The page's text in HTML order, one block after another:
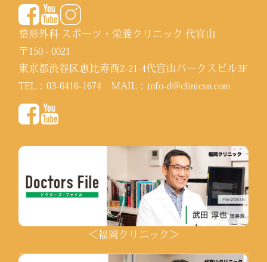
整形外科 スポーツ・栄養クリニック 代官山
〒150 - 0021
東京都渋谷区恵比寿西2-21-4代官山パークスビル3F
TEL：03-6416-1674 MAIL：info-d@clinicsn.com
＜福岡クリニック＞